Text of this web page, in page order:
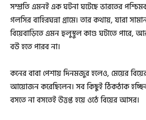
সম্প্রতি এমনই এক ঘটনা ঘটেছে ভারতের
গলসির বাহিরঘন্না গ্রামে। তার কথায়, যারা
বিয়েবাড়িতে এমন হুলুস্থুল কাণ্ড ঘটাতে পারে,
বউ হতে পারব না।
কনের বাবা পেশায় দিনমজুর হলেও, মেয়ের
আয়োজন করেছিলেন। সব কিছুই ঠিকঠাক
বসতে না বসতেই উত্তপ্ত হয়ে ওঠে বিয়ের আসর।